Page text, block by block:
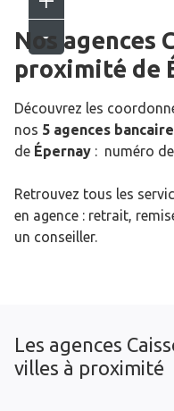
Nos agences
proximité de
Découvrez les
nos 5 agences
de Épernay : numéro
Retrouvez tous les
en agence : retrait,
un conseiller.
Les agences
villes à proximité